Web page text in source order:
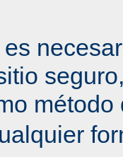
método